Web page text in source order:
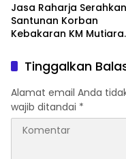
Jasa Raharja Serahkan
Santunan Korban
Kebakaran KM Mutiara
Kehadiran Negara
Tinggalkan
Alamat email Anda
wajib ditandai *